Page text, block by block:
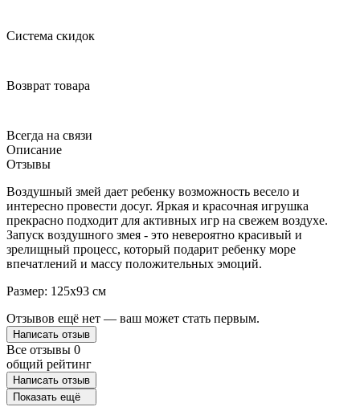
Система скидок
Возврат товара
Всегда на связи
Описание
Отзывы
Воздушный змей дает ребенку возможность весело и
интересно провести досуг. Яркая и красочная игрушка
прекрасно подходит для активных игр на свежем воздухе.
Запуск воздушного змея - это невероятно красивый и
зрелищный процесс, который подарит ребенку море
впечатлений и массу положительных эмоций.
Размер: 125х93 см
Отзывов ещё нет — ваш может стать первым.
Написать отзыв
Все отзывы 0
общий рейтинг
Написать отзыв
Показать ещё